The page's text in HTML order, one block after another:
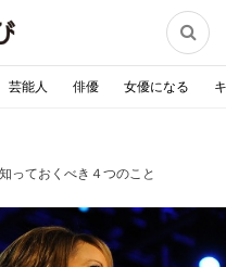

芸能人 俳優 女優になる
っておくべき４つのこと